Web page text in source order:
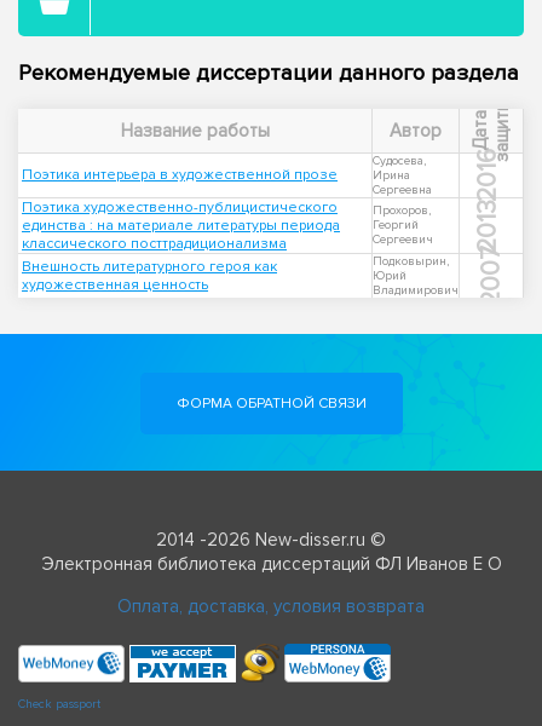
Рекомендуемые диссертации данного раздела
Название работы Автор Д
а
т
а
з
а
щ
и
ты
Поэтика интерьера в художественной прозе
Судосева,
Ирина
Сергеевна
2016
Поэтика художественно-публицистического
единства : на материале литературы периода
классического посттрадиционализма
Прохоров,
Георгий
Сергеевич
2013
Внешность литературного героя как
художественная ценность
Подковырин,
Юрий
Владимирович
2007
ФОРМА ОБРАТНОЙ СВЯЗИ
2014 -2026 New-disser.ru ©
Электронная библиотека диссертаций ФЛ Иванов Е О
Оплата, доставка, условия возврата
Check passport